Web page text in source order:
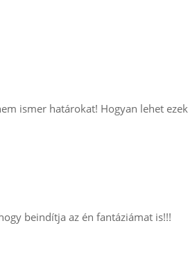
ismer határokat! Hogyan lehet
beindítja az én fantáziámat is!!!